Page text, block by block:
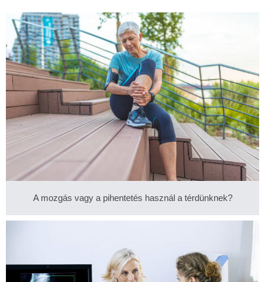
A mozgás vagy a pihentetés használ a térdünknek?